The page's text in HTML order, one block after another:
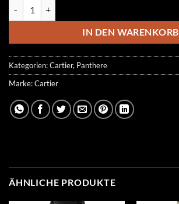
499.00 €269.00 €.
IN DEN WARENKORB
Kategorien:Cartier, Panthere
Marke:Cartier
ÄHNLICHE PRODUKTE